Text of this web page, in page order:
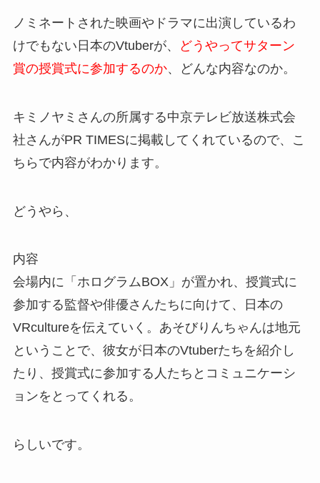
ノミネートされた映画やドラマに出演しているわ
けでもない日本のVtuberが、
どうやってサターン
賞の授賞式に参加するのか、どんな内容なのか。
キミノヤミさんの所属する中京テレビ放送株式会
社さんがPR TIMESに掲載してくれているので、こ
ちらで内容がわかります。
どうやら、
内容
会場内に「ホログラムBOX」が置かれ、授賞式に
参加する監督や俳優さんたちに向けて、日本の
VRcultureを伝えていく。あそびりんちゃんは地元
ということで、彼女が日本のVtuberたちを紹介し
たり、授賞式に参加する人たちとコミュニケーシ
ョンをとってくれる。
らしいです。